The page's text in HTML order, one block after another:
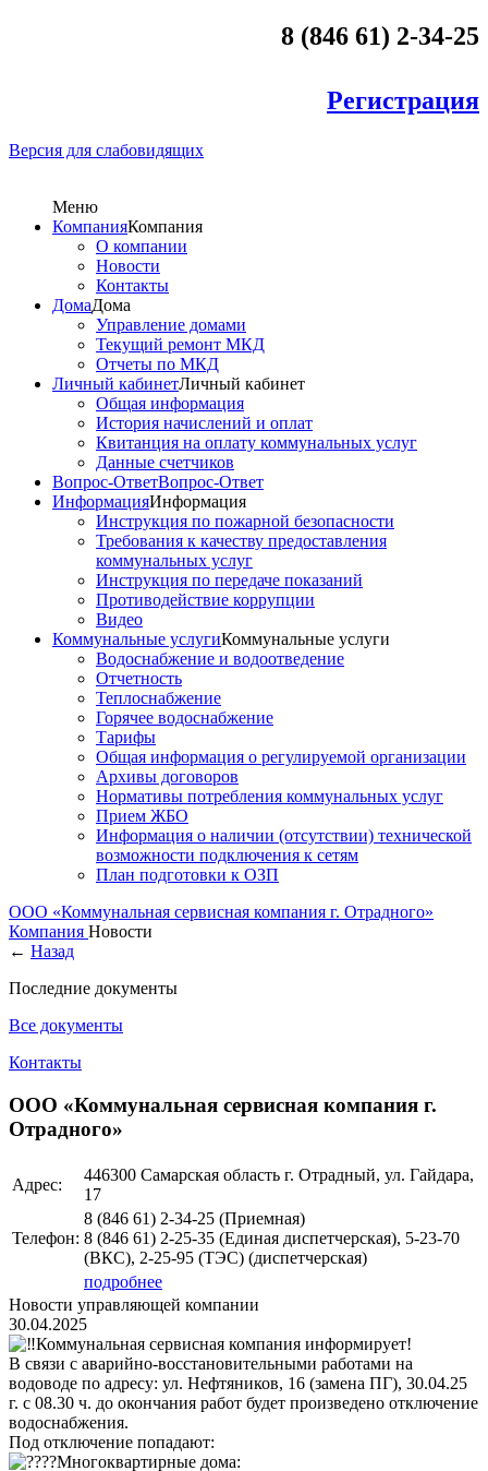
8 (846 61) 2-34-25
Регистрация
Версия для слабовидящих
Меню
КомпанияКомпания
О компании
Новости
Контакты
ДомаДома
Управление домами
Текущий ремонт МКД
Отчеты по МКД
Личный кабинетЛичный кабинет
Общая информация
История начислений и оплат
Квитанция на оплату коммунальных услуг
Данные счетчиков
Вопрос-ОтветВопрос-Ответ
ИнформацияИнформация
Инструкция по пожарной безопасности
Требования к качеству предоставления
коммунальных услуг
Инструкция по передаче показаний
Противодействие коррупции
Видео
Коммунальные услугиКоммунальные услуги
Водоснабжение и водоотведение
Отчетность
Теплоснабжение
Горячее водоснабжение
Тарифы
Общая информация о регулируемой организации
Архивы договоров
Нормативы потребления коммунальных услуг
Прием ЖБО
Информация о наличии (отсутствии) технической
возможности подключения к сетям
План подготовки к ОЗП
ООО «Коммунальная сервисная компания г. Отрадного»
Компания Новости
← Назад
Последние документы
Все документы
Контакты
ООО «Коммунальная сервисная компания г.
Отрадного»
Адрес:
446300 Самарская область г. Отрадный, ул. Гайдара,
17
Телефон:
8 (846 61) 2-34-25 (Приемная)
8 (846 61) 2-25-35 (Единая диспетчерская), 5-23-70
(ВКС), 2-25-95 (ТЭС) (диспетчерская)
подробнее
Новости управляющей компании
30.04.2025
Коммунальная сервисная компания информирует!
В связи с аварийно-восстановительными работами на
водоводе по адресу: ул. Нефтяников, 16 (замена ПГ), 30.04.25
г. с 08.30 ч. до окончания работ будет произведено отключение
водоснабжения.
Под отключение попадают:
Многоквартирные дома: